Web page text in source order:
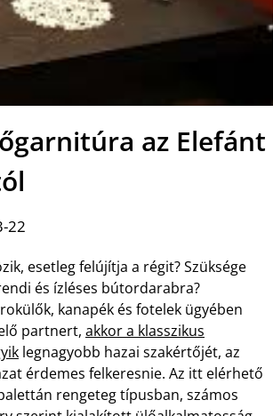
az Elefánt
22
esetleg felújítja a régit? Szüksége
és ízléses bútordarabra?
kanapék és fotelek ügyében
partnert, akkor a klasszikus
legnagyobb hazai szakértőjét, az
érdemes felkeresnie. Az itt elérhető
rengeteg típusban, számos